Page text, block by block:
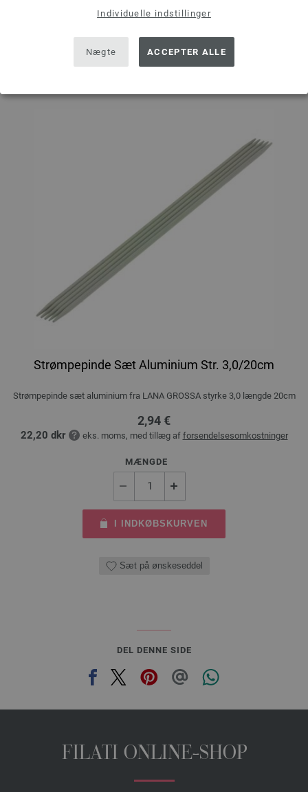
Individuelle indstillinger
Nægte ACCEPTER ALLE
Strømpepinde Sæt Aluminium Str. 3,0/20cm
Strømpepinde sæt aluminium fra LANA GROSSA styrke 3,0 længde 20cm
2,94 €
22,20 dkr eks. moms, med tillæg af forsendelsesomkostninger
MÆNGDE
I INDKØBSKURVEN
Sæt på ønskeseddel
DEL DENNE SIDE
FILATI ONLINE-SHOP